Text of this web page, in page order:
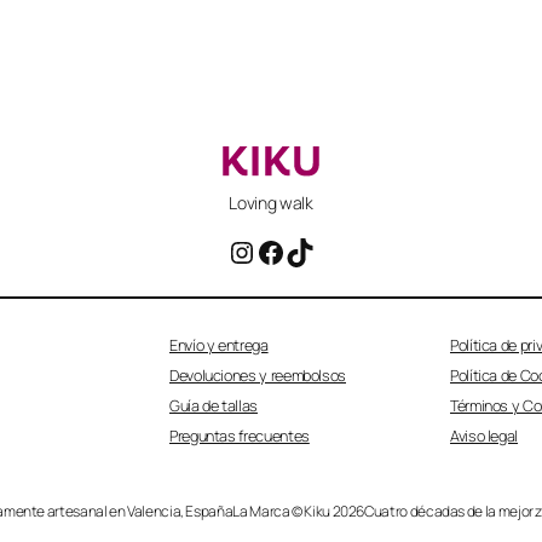
Loving walk
Instagram
Facebook
TikTok
Envío y entrega
Devoluciones y reembolsos
Guía de tallas
Preguntas frecuentes
Política de
Política de
Términos y
Aviso legal
artesanal en Valencia, EspañaLa Marca © Kiku 2026Cuatro décadas de la mejor